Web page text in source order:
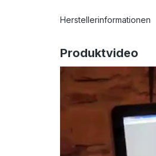
Herstellerinformationen
Produktvideo